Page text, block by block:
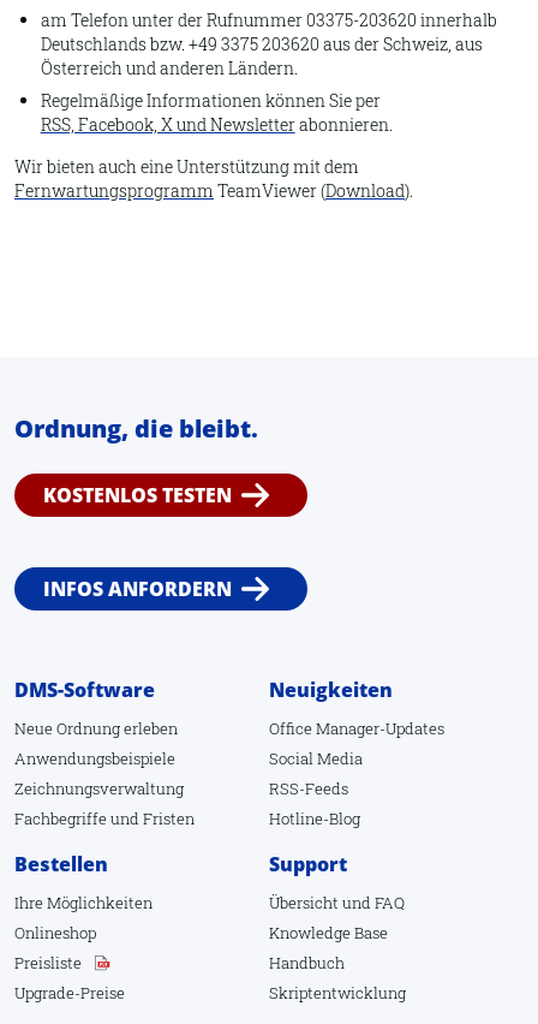
am Telefon unter der Rufnummer 03375-203620 innerhalb
Deutschlands bzw. +49 3375 203620 aus der Schweiz, aus
Österreich und anderen Ländern.
Regelmäßige Informationen können Sie per
RSS, Facebook, X und Newsletterabonnieren.
Wir bieten auch eine Unterstützung mit dem
Fernwartungsprogramm TeamViewer (Download).
Ordnung, die bleibt.
KOSTENLOS TESTEN
INFOS ANFORDERN
DMS-Software
Neue Ordnung erleben
Anwendungsbeispiele
Zeichnungsverwaltung
Fachbegriffeund Fristen
Neuigkeiten
Office Manager-Updates
Social Media
RSS-Feeds
Hotline-Blog
Bestellen
Ihre Möglichkeiten
Onlineshop
Preisliste
Upgrade-Preise
Support
Übersicht und FAQ
Knowledge Base
Handbuch
Skriptentwicklung